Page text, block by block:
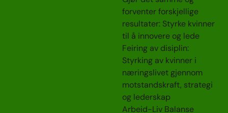
forventer forskjellige
resultater: Styrke kvinner
til å innovere og lede
Feiring av disiplin:
Styrking av kvinner i
næringslivet gjennom
motstandskraft, strategi
og lederskap
Arbeid-Liv Balanse